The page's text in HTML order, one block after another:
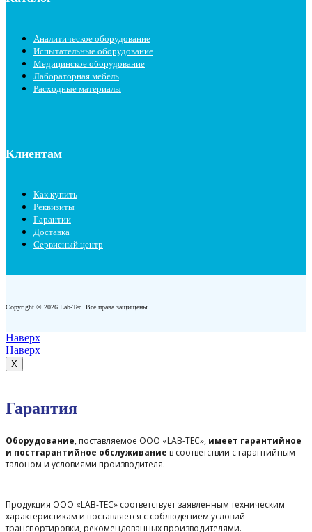
Аналитическое оборудование
Испытательные оборудование
Медицинское оборудование
Лабораторная мебель
Расходные материалы
Клиентам
Как купить
Реквизиты
Гарантии
Доставка
Сервисный центр
Copyright © 2026 Lab-Tec. Все права защищены.
Наверх
Наверх
X
Гарантия
Оборудование, поставляемое ООО «LAB-TEC», имеет гарантийное
и постгарантийное обслуживание в соответствии с гарантийным
талоном и условиями производителя.
Продукция ООО «LAB-TEC» соответствует заявленным техническим
характеристикам и поставляется с соблюдением условий
транспортировки, рекомендованных производителями.